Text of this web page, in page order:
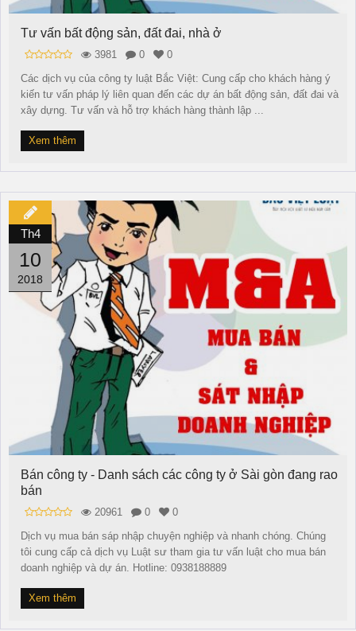
Tư vấn bất động sản, đất đai, nhà ở
3981 0
0
Các dịch vụ của công ty luật Bắc Việt: Cung cấp cho khách hàng ý
kiến tư vấn pháp lý liên quan đến các dự án bất động sản, đất đai và
xây dựng. Tư vấn và hỗ trợ khách hàng thành lập ...
Xem thêm
Th4
10
2018
Bán công ty - Danh sách các công ty ở Sài gòn đang rao
bán
20961 0
0
Dịch vụ mua bán sáp nhập chuyện nghiệp và nhanh chóng. Chúng
tôi cung cấp cả dịch vụ Luật sư tham gia tư vấn luật cho mua bán
doanh nghiệp và dự án. Hotline: 0938188889
Xem thêm